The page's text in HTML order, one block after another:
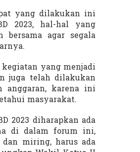
yang dilakukan ini
2023, hal-hal yang
agar segala
yang menjadi
juga telah dilakukan
anggaran, karena ini
masyarakat.
2023 diharapkan ada
di dalam forum ini,
miring, harus ada